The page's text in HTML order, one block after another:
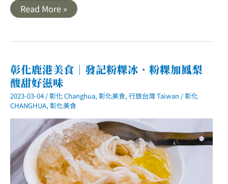
彰
化
美
王
罔
麵
線
糊．
超
氣
十
年
老
店
Read More »
彰化鹿港美食｜發記粉粿冰．粉粿加鳳梨
酸甜好滋味
2023-03-04 /彰化 Changhua, 彰化美食, 行旅台灣 Taiwan /彰化
CHANGHUA, 彰化美食